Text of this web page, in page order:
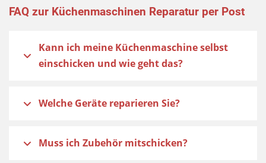
FAQ zur Küchenmaschinen Reparatur per Post
Kann ich meine Küchenmaschine selbst
einschicken und wie geht das?
Welche Geräte reparieren Sie?
Muss ich Zubehör mitschicken?